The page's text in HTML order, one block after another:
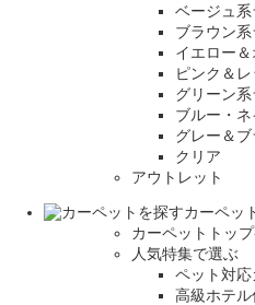
ベージュ系
ブラウン
イエロー
ピンク＆
グリーン
ブルー・
グレー＆
クリア
アウトレット
カーペッ
カーペットトッ
人気特集で選ぶ
ペット対応
高級ホテル